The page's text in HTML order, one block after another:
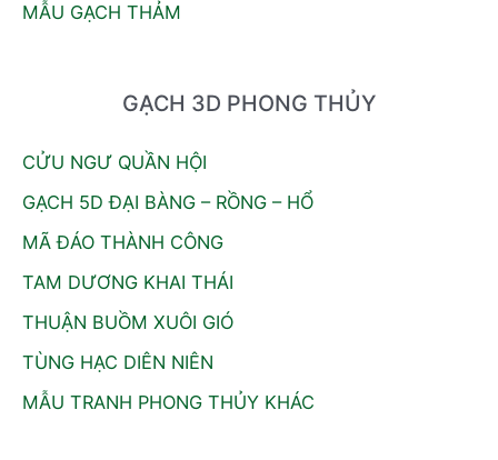
MẪU GẠCH THẢM
GẠCH 3D PHONG THỦY
CỬU NGƯ QUẦN HỘI
GẠCH 5D ĐẠI BÀNG – RỒNG – HỔ
MÃ ĐÁO THÀNH CÔNG
TAM DƯƠNG KHAI THÁI
THUẬN BUỒM XUÔI GIÓ
TÙNG HẠC DIÊN NIÊN
MẪU TRANH PHONG THỦY KHÁC